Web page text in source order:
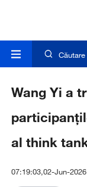
Căutare
Wang Yi a
al think
07:19:03,02-Jun-2026